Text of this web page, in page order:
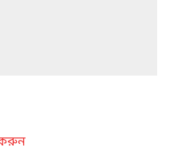
করুন